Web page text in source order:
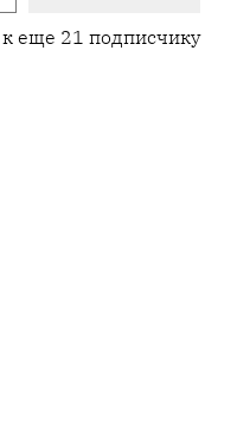
еще 21 подписчику